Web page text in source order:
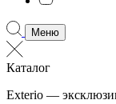
Меню
Каталог
Exterio —